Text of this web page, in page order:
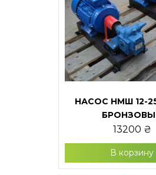
НАСОС НМШ 12-
13200 ₴
В корзину